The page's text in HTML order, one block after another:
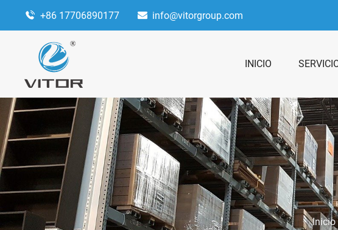
+86 17706890177 info@vitorgroup.com
INICIO
Inicio